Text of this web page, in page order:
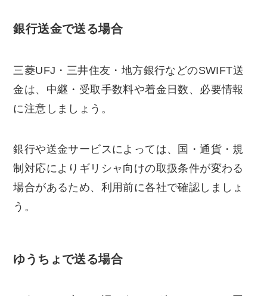
銀行送金で送る場合
三菱UFJ・三井住友・地方銀行などのSWIFT送
金は、中継・受取手数料や着金日数、必要情報
に注意しましょう。
銀行や送金サービスによっては、国・通貨・規
制対応によりギリシャ向けの取扱条件が変わる
場合があるため、利用前に各社で確認しましょ
う。
ゆうちょで送る場合